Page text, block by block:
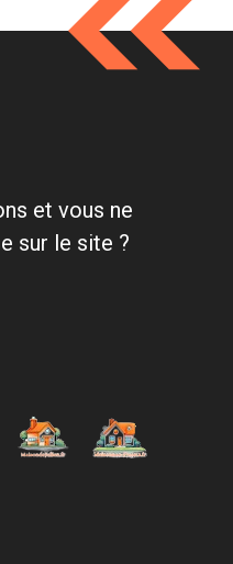
et vous ne
sur le site ?